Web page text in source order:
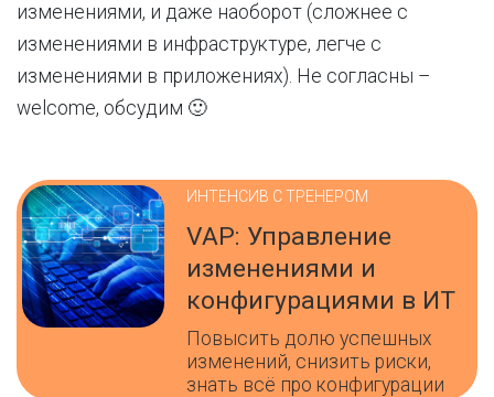
изменениями, и даже наоборот (сложнее с
изменениями в инфраструктуре, легче с
изменениями в приложениях). Не согласны –
welcome, обсудим 🙂
ИНТЕНСИВ С ТРЕНЕРОМ
VAP: Управление
изменениями и
конфигурациями в ИТ
Повысить долю успешных
изменений, снизить риски,
знать всё про конфигурации